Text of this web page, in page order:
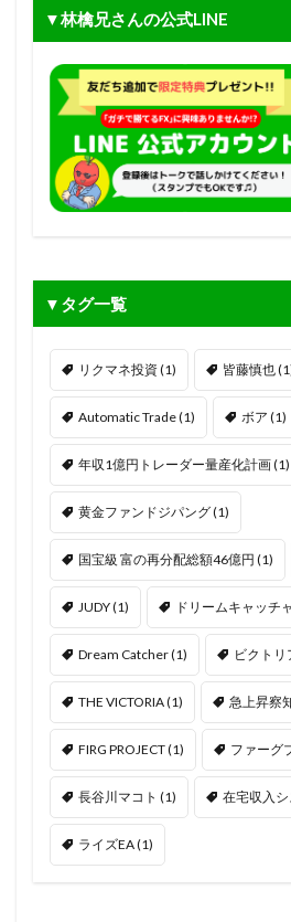
▼林檎兄さんの公式LINE
▼タグ一覧
リクマネ投資(1) 皆藤慎也
Automatic Trade(1) ボア (1)
年収1億円トレーダー量産化計画(1)
黄金ファンドジパング(1)
国宝級 富の再分配総額46億円 (1)
JUDY(1) ドリームキャッチ
Dream Catcher(1) ビクトリ
THE VICTORIA(1) 急上昇察
FIRG PROJECT(1) ファーグ
長谷川マコト (1) 在宅収入
ライズEA(1)